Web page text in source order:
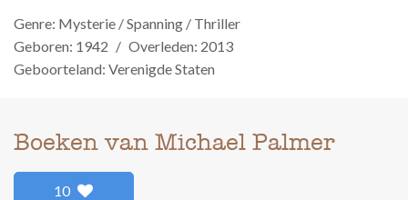
Genre: Mysterie / Spanning / Thriller
Geboren: 1942 / Overleden: 2013
Geboorteland: Verenigde Staten
Boeken van Michael Palmer
10